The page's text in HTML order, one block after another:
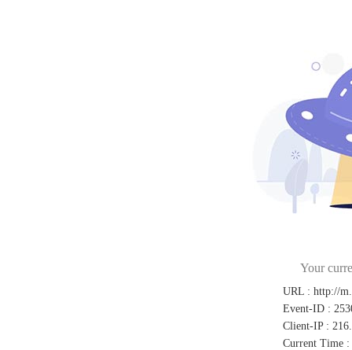
Your
URL : http://
Event-ID :
Client-IP :
Current Time :